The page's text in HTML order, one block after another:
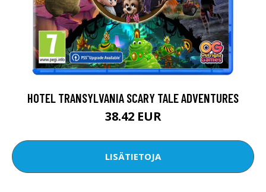
HOTEL TRANSYLVANIA SCARY TALE ADVENTURES
38.42 EUR
LISÄTIETOJA